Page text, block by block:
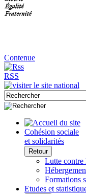
Contenue
RSS
Cohésion sociale
et solidarités
Retour
Lutte contre
Formations
Etudes et